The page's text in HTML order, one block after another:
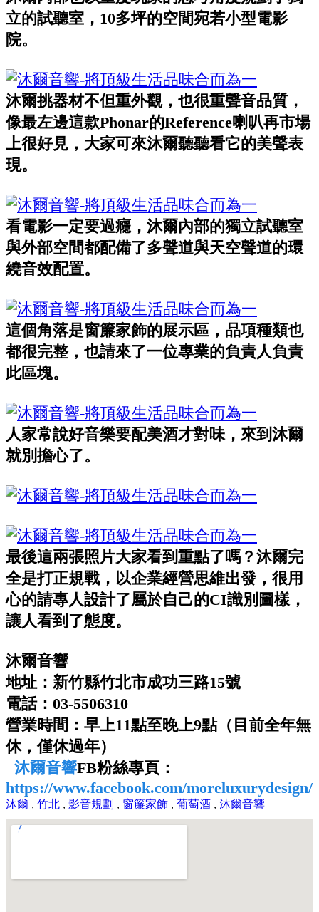
立的試聽室，10多坪的空間宛若小型電影
院。
沐爾挑器材不但重外觀，也很重聲音品質，
像最左邊這款Phonar的Reference喇叭再市場
上很好見，大家可來沐爾聽聽看它的美聲表
現。
看電影一定要過癮，沐爾內部的獨立試聽室
與外部空間都配備了多聲道與天空聲道的環
繞音效配置。
這個角落是窗簾家飾的展示區，品項種類也
都很完整，也請來了一位專業的負責人負責
此區塊。
人家常說好音樂要配美酒才對味，來到沐爾
就別擔心了。
最後這兩張照片大家看到重點了嗎？沐爾完
全是打正規戰，以企業經營思維出發，很用
心的請專人設計了屬於自己的CI識別圖樣，
讓人看到了態度。
沐爾音響
地址：新竹縣竹北市成功三路15號
電話：03-5506310
營業時間：早上11點至晚上9點（目前全年無
休，僅休過年）
沐爾音響FB粉絲專頁：
https://www.facebook.com/moreluxurydesign/
沐爾 , 竹北 , 影音規劃 , 窗簾家飾 , 葡萄酒 , 沐爾音響